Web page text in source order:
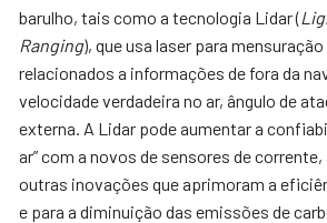
barulho, tais como a tecnologia Lidar (
Ranging), que usa laser para
relacionados a informações de fora da
velocidade verdadeira no ar, ângulo de
externa. A Lidar pode aumentar a
ar” com a novos de sensores de
outras inovações que aprimoram a
e para a diminuição das emissões de